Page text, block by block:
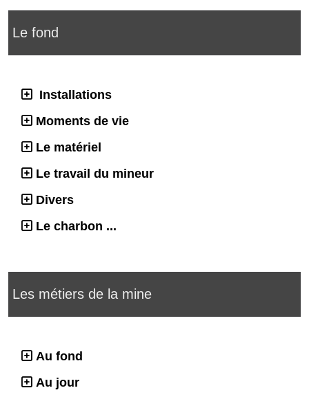
Le fond
Installations
Moments de vie
Le matériel
Le travail du mineur
Divers
Le charbon ...
Les métiers de la mine
Au fond
Au jour